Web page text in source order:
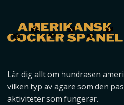
Lär dig allt om hundrasen
vilken typ av ägare som den
aktiviteter som fungerar.